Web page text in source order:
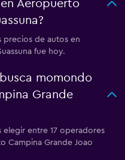
Aeropuerto
precios de autos en
fue hoy.
momondo
Grande
entre 17 operadores
Campina Grande Joao